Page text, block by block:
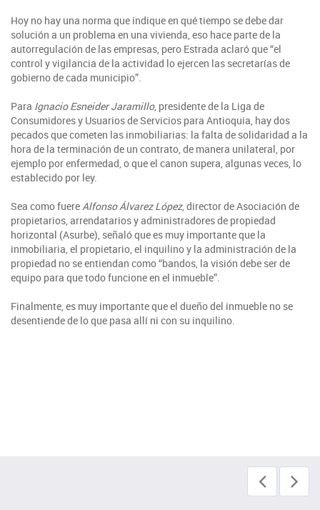
Hoy no hay una norma que indique en qué tiempo se debe dar
solución a un problema en una vivienda, eso hace parte de la
autorregulación de las empresas, pero Estrada aclaró que “el
control y vigilancia de la actividad lo ejercen las secretarías de
gobierno de cada municipio”.
Para Ignacio Esneider Jaramillo, presidente de la Liga de
Consumidores y Usuarios de Servicios para Antioquia, hay dos
pecados que cometen las inmobiliarias: la falta de solidaridad a la
hora de la terminación de un contrato, de manera unilateral, por
ejemplo por enfermedad, o que el canon supera, algunas veces, lo
establecido por ley.
Sea como fuereAlfonso Álvarez López, director de Asociación de
propietarios, arrendatarios y administradores de propiedad
horizontal (Asurbe), señaló que es muy importante que la
inmobiliaria, el propietario, el inquilino y la administración de la
propiedad no se entiendan como “bandos, la visión debe ser de
equipo para que todo funcione en el inmueble”.
Finalmente, es muy importante que el dueño del inmueble no se
desentiende de lo que pasa allí ni con su inquilino.